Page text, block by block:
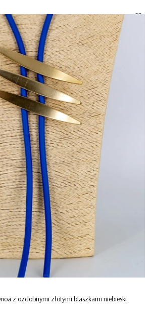
z ozdobnymi złotymi blaszkami niebieski